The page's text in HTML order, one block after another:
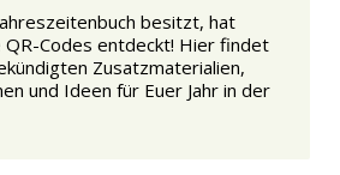
besitzt, hat
Codes entdeckt! Hier findet
Zusatzmaterialien,
und Ideen für Euer Jahr in der